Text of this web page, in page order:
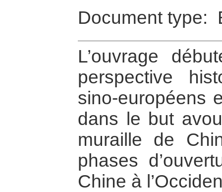
Document type:
L’ouvrage
perspective
sino-européens
dans le but
muraille de
phases
Chine à